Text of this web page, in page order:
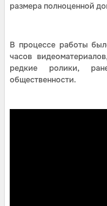
размера полноценной
В процессе работы
часов
редкие ролики,
общественности.